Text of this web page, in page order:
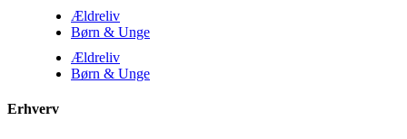
Ældreliv
Børn & Unge
Ældreliv
Børn & Unge
Erhverv